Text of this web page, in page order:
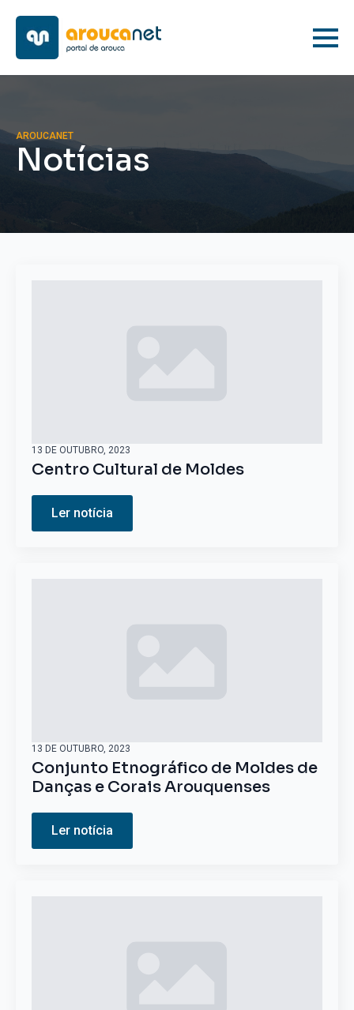
AROUCANET
Notícias
Centro Cultural de Moldes
13 DE OUTUBRO, 2023
Ler notícia
Conjunto Etnográfico de Moldes de
Danças e Corais Arouquenses
13 DE OUTUBRO, 2023
Ler notícia